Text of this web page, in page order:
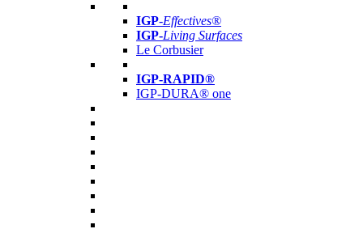
IGP-Effectives®
IGP-Living Surfaces
Le Corbusier
IGP-RAPID®
IGP-DURA® one